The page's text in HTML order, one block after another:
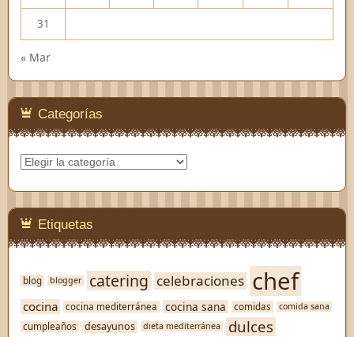
31
« Mar
Categorías
Categorías
Etiquetas
blog blogger catering celebraciones chef
cocina cocina mediterránea cocina sana comidas comida sana
cumpleaños desayunos dieta mediterránea dulces